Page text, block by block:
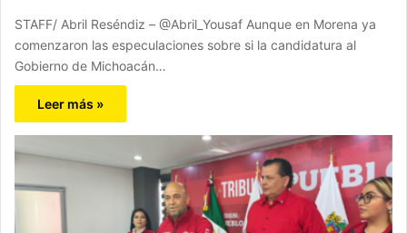
STAFF/ Abril Reséndiz – @Abril_Yousaf Aunque en Morena ya
comenzaron las especulaciones sobre si la candidatura al
Gobierno de Michoacán…
Leer más »